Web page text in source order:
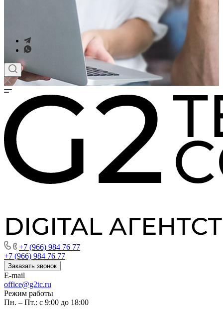
+7 (966) 984 76 77
+7 (966) 984 76 77
Заказать звонок
E-mail
office@g2tc.ru
Режим работы
Пн. – Пт.: с 9:00 до 18:00